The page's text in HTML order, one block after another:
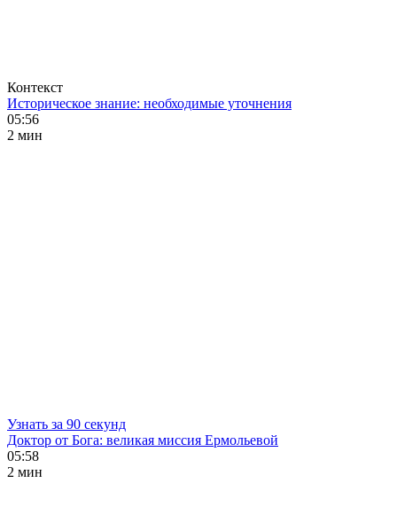
Контекст
Историческое знание: необходимые уточнения
05:56
2 мин
Узнать за 90 секунд
Доктор от Бога: великая миссия Ермольевой
05:58
2 мин